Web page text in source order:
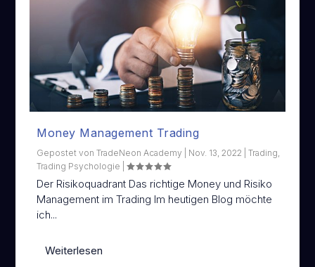
LOGIN
STRATEGIEGESPRÄCH BUCHEN →
EN TRADENEON SOFTWARE
Money Management Trading
Gepostet vonTradeNeon Academy Nov. 13, 2022 |Trading
Trading Psychologie |
Der Risikoquadrant Das richtige Money und Risiko
Management im Trading Im heutigen Blog möchte
ich...
Weiterlesen